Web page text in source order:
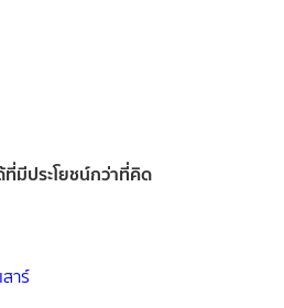
มีประโยชน์กว่าที่คิด